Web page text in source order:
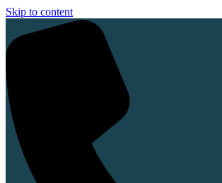
Skip to content